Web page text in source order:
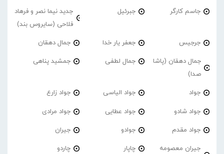
جاسم کارگر جبرئیل
جدید نیما نصر و فرهاد
فلاحی (سایروس بند)
جرجیس جعفر یار خدا جمال دهقان
جمال دهقان (پاشا
صدا)
جمال لطفی جمشید پناهی
جواد جواد الیاسی جواد زارع
جواد شادو جواد عطایی جواد مرادی
جواد مقدم جوادو جیران
جیران معصومه
چاپار چاردو